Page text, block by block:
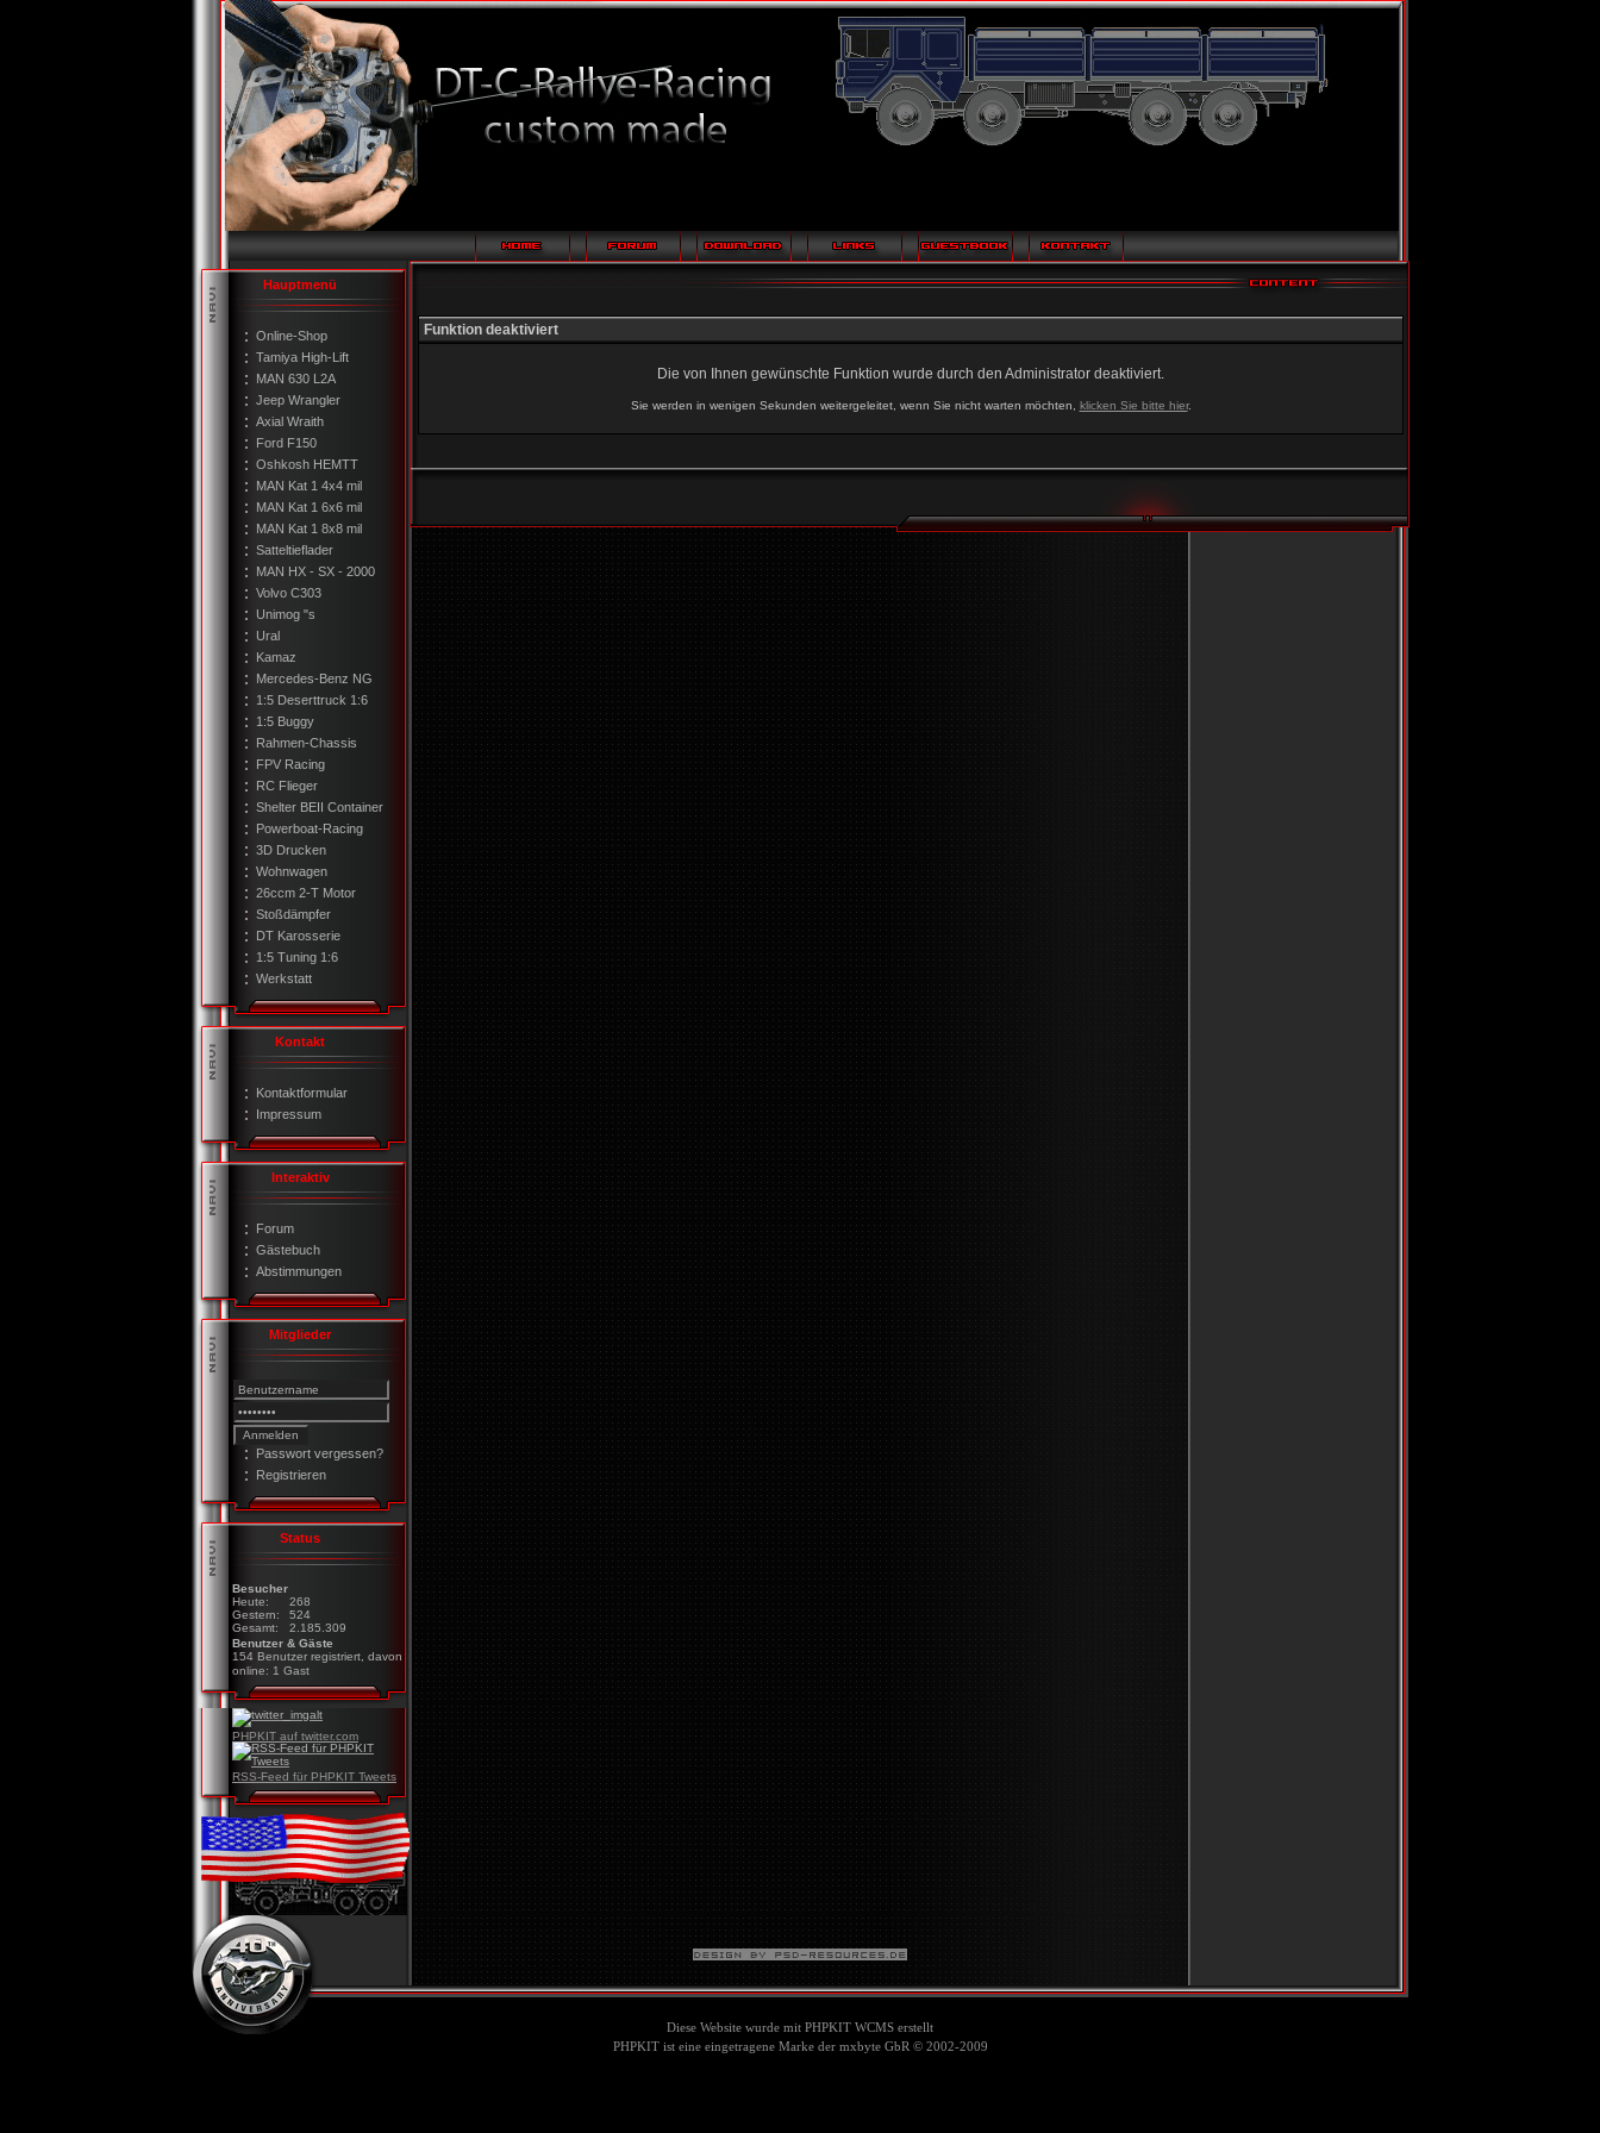
Hauptmenü
Online-Shop
Tamiya High-Lift
MAN 630 L2A
Jeep Wrangler
Axial Wraith
Ford F150
Oshkosh HEMTT
MAN Kat 1 4x4 mil
MAN Kat 1 6x6 mil
MAN Kat 1 8x8 mil
Satteltieflader
MAN HX - SX - 2000
Volvo C303
Unimog "s
Ural
Kamaz
Mercedes-Benz NG
1:5 Deserttruck 1:6
1:5 Buggy
Rahmen-Chassis
FPV Racing
RC Flieger
Shelter BEII Container
Powerboat-Racing
3D Drucken
Wohnwagen
26ccm 2-T Motor
Stoßdämpfer
DT Karosserie
1:5 Tuning 1:6
Werkstatt
Kontakt
Kontaktformular
Impressum
Interaktiv
Forum
Gästebuch
Abstimmungen
Mitglieder
Passwort vergessen?
Registrieren
Status
Besucher
Heute:
268
Gestern:
524
Gesamt:
2.185.309
Benutzer & Gäste
154 Benutzer registriert, davon
online: 1 Gast
PHPKIT auf twitter.com
RSS-Feed für PHPKIT Tweets
Funktion deaktiviert
Die von Ihnen gewünschte Funktion wurde durch den Administrator deaktiviert.
Sie werden in wenigen Sekunden weitergeleitet, wenn Sie nicht warten möchten, klicken Sie bitte hier.
Diese Website wurde mit PHPKIT WCMS erstellt
PHPKIT ist eine eingetragene Marke der mxbyte GbR © 2002-2009